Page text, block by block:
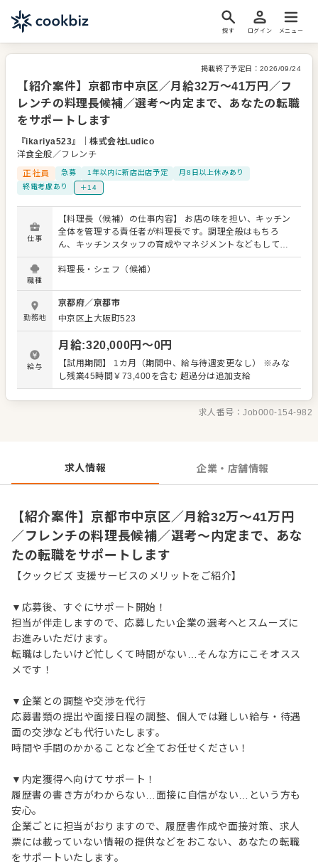
探す ログイン メニュー
掲載終了予定日： 2026/09/24
【紹介案件】京都市中京区／月給32万〜41万円／フ
レンチの料理長候補／選考～内定まで、あなたの転職
をサポートします
『ikariya523』 ｜株式会社Ludico
洋食全般／フレンチ
正社員
急募 1年以内に新店出店予定
月8日以上休みあり
終電考慮あり
＋14
仕事
【料理長（候補）の仕事内容】 お店の味を担い、キッチン
全体を管理する責任者が料理長です。調理全般はもちろ
ん、キッチンスタッフの育成やマネジメントなどもしてい
きます。また、定期的な新メニューの開発などもメインと
なりますので、調理経験を存分に活かしてご活躍くださ
す。 【具体的には…】 ・厳選した肉や魚、野菜など食材の
選定、仕入れ ・一品料理、コース料理、宴会料理などの仕
込みから盛り付けまで調理全般 ・メニュー開発、試作 ・売
上管理、発注業務、在庫管理 ・スタッフの育成やマネジメ
ント、シフト管理 など 入社後はスキルに合わせた業務か
らお任せしますので、徐々に仕事の幅を広げていきましょ
う。あなたの成長をサポートしますので、経験に関わらず
ップや独り立ちなどもめざせます。
職種
料理長・シェフ（候補）
勤務地
京都府／京都市
中京区上大阪町523
給与
月給:320,000円〜0円
【試用期間】 1カ月（期間中、給与待遇変更なし） ※みな
し残業45時間￥73,400を含む 超過分は追加支給
求人番号：Job000-154-982
求人情報 企業・店舗情報
【紹介案件】京都市中京区／月給32万〜41万円
／フレンチの料理長候補／選考～内定まで、あな
たの転職をサポートします
【クックビズ 支援サービスのメリットをご紹介】
▼応募後、すぐにサポート開始！
担当が伴走しますので、応募したい企業の選考へとスムーズに
お進みいただけます。
転職はしたいけど忙しくて時間がない…そんな方にこそオスス
メです！
▼企業との調整や交渉を代行
応募書類の提出や面接日程の調整、個人では難しい給与・待遇
面の交渉なども代行いたします。
時間や手間のかかることなど全てお任せください！
▼内定獲得へ向けてサポート！
履歴書の書き方がわからない…面接に自信がない…という方も
安心。
企業ごとに担当がおりますので、履歴書作成や面接対策、求人
票には載っていない情報の提供などをおこない、あなたの転職
をサポートいたします。